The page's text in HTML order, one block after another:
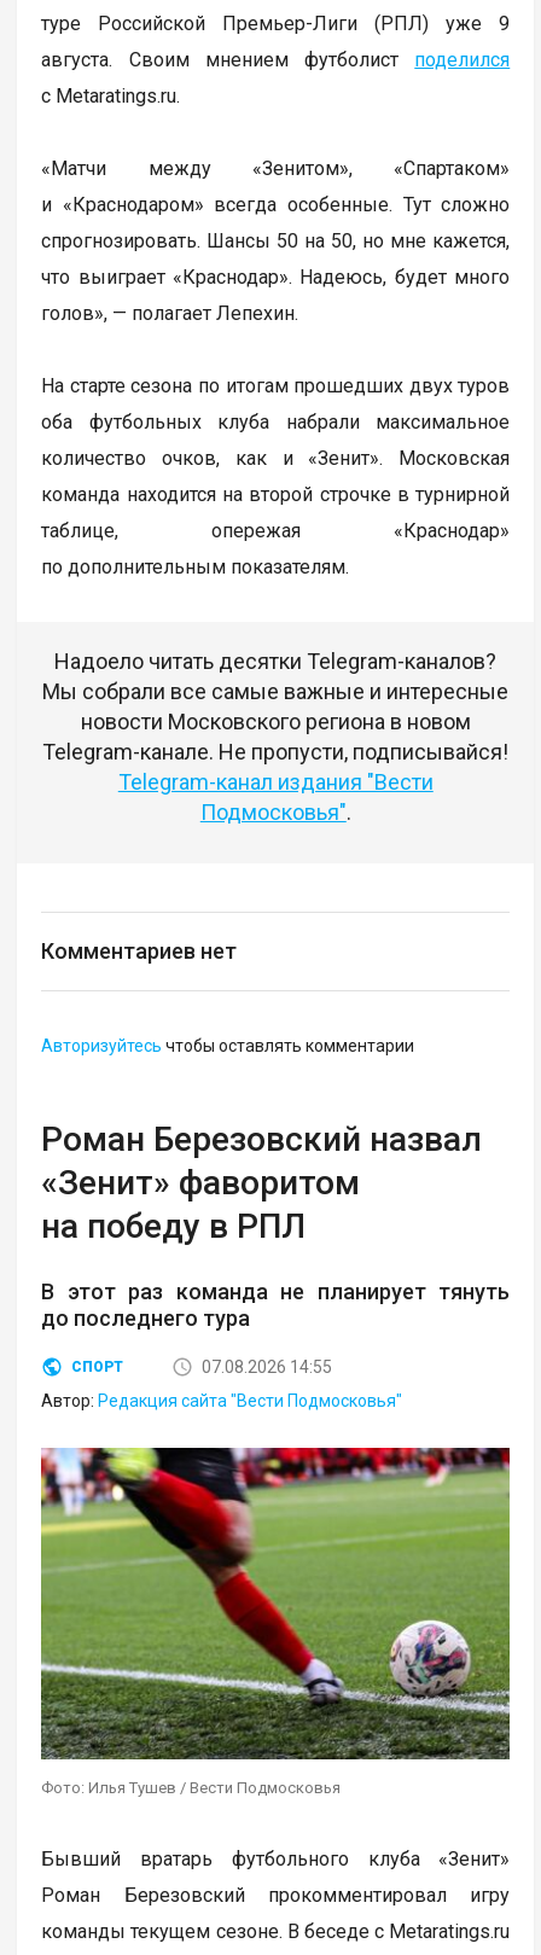
туре Российской Премьер-Лиги (РПЛ) уже 9
августа. Своим мнением футболист поделился
с Metaratings.ru.
«Матчи между «Зенитом», «Спартаком»
и «Краснодаром» всегда особенные. Тут сложно
спрогнозировать. Шансы 50 на 50, но мне кажется,
что выиграет «Краснодар». Надеюсь, будет много
голов», — полагает Лепехин.
На старте сезона по итогам прошедших двух туров
оба футбольных клуба набрали максимальное
количество очков, как и «Зенит». Московская
команда находится на второй строчке в турнирной
таблице, опережая «Краснодар»
по дополнительным показателям.
Надоело читать десятки Telegram-каналов?
Мы собрали все самые важные и интересные
новости Московского региона в новом
Telegram-канале. Не пропусти, подписывайся!
Telegram-канал издания "Вести
Подмосковья".
Комментариев нет
Авторизуйтесь чтобы оставлять комментарии
Роман Березовский назвал
«Зенит» фаворитом
на победу в РПЛ
В этот раз команда не планирует тянуть
до последнего тура
СПОРТ
07.08.2026 14:55
Автор: Редакция сайта "Вести Подмосковья"
Фото: Илья Тушев / Вести Подмосковья
Бывший вратарь футбольного клуба «Зенит»
Роман Березовский прокомментировал игру
команды текущем сезоне. В беседе с Metaratings.ru